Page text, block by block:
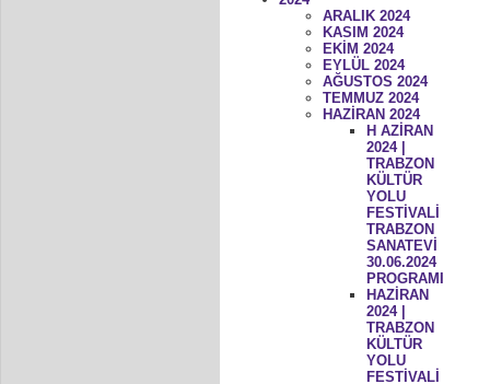
ARALIK 2024
KASIM 2024
EKİM 2024
EYLÜL 2024
AĞUSTOS 2024
TEMMUZ 2024
HAZİRAN 2024
H AZİRAN
2024 |
TRABZON
KÜLTÜR
YOLU
FESTİVALİ
TRABZON
SANATEVİ
30.06.2024
PROGRAMI
HAZİRAN
2024 |
TRABZON
KÜLTÜR
YOLU
FESTİVALİ